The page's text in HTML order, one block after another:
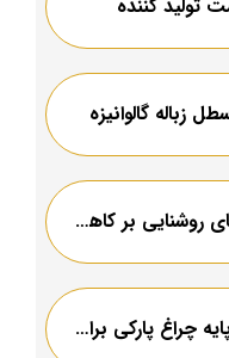
تولید کننده
زباله گالوانیزه
تأثیر طراحی پایه های روشنایی بر کاهش آلودگی نوری و مصرف انرژی
امکانات اتصالی در پایه‌ چراغ پارکی برای شارژ گوشی‌های همراه